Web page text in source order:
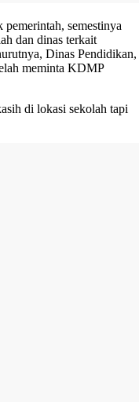
semestinya
dan dinas terkait
Dinas Pendidikan,
meminta KDMP
di lokasi sekolah tapi